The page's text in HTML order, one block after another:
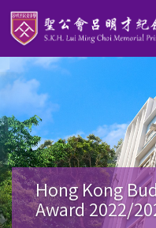
移至主內容
Hong Kong
Award 2022/